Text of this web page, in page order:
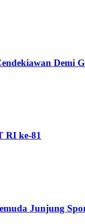
Demi
RI ke-81
Junjung